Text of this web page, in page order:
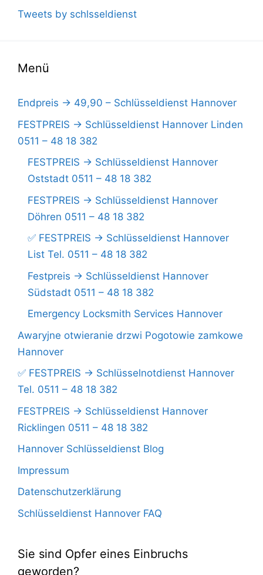
Tweets by schlsseldienst
Menü
Endpreis -> 49,90 – Schlüsseldienst Hannover
FESTPREIS -> Schlüsseldienst Hannover Linden
0511 – 48 18 382
FESTPREIS -> Schlüsseldienst Hannover
Oststadt 0511 – 48 18 382
FESTPREIS -> Schlüsseldienst Hannover
Döhren 0511 – 48 18 382
✅ FESTPREIS -> Schlüsseldienst Hannover
List Tel. 0511 – 48 18 382
Festpreis -> Schlüsseldienst Hannover
Südstadt 0511 – 48 18 382
Emergency Locksmith Services Hannover
Awaryjne otwieranie drzwi Pogotowie zamkowe
Hannover
✅ FESTPREIS -> Schlüsselnotdienst Hannover
Tel. 0511 – 48 18 382
FESTPREIS -> Schlüsseldienst Hannover
Ricklingen 0511 – 48 18 382
Hannover Schlüsseldienst Blog
Impressum
Datenschutzerklärung
Schlüsseldienst Hannover FAQ
Sie sind Opfer eines Einbruchs
geworden?